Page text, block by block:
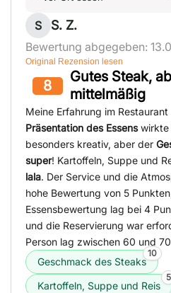
S S. Z.
Bewertung abgegeben:
Original Rezension lesen
8
Gutes Steak,
mittelmäßig
Meine Erfahrung im
Präsentation des Essenswirkte
besonders kreativ, aber der
super! Kartoffeln, Suppe und
lala. Der Service und die
hohe Bewertung von 5
Essensbewertung lag bei 4
und die Reservierung war
Person lag zwischen 60 und
Geschmack des Steaks
10
Kartoffeln, Suppe und Reis
5